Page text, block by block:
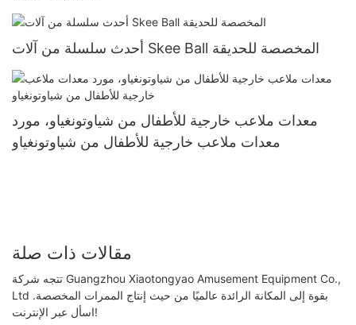
أحدث سلسلة من آلات Skee Ball المخصصة للحديقة
معدات ملاعب خارجية للأطفال من شياوتونغياو، مورد
معدات ملاعب خارجية للأطفال من شياوتونغياو
مقالات ذات صلة
تتجه شركة Guangzhou Xiaotongyao Amusement Equipment Co.,
Ltd بقوة إلى المكانة الرائدة عالميًا من حيث إنتاج الممرات المخصصة.
اسأل عبر الإنترنت!